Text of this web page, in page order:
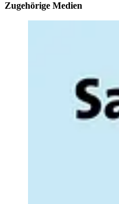
Zugehörige Medien